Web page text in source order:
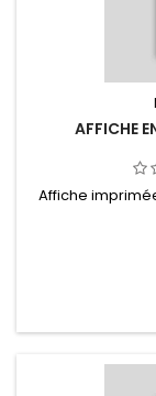
AFFICHE
Affiche